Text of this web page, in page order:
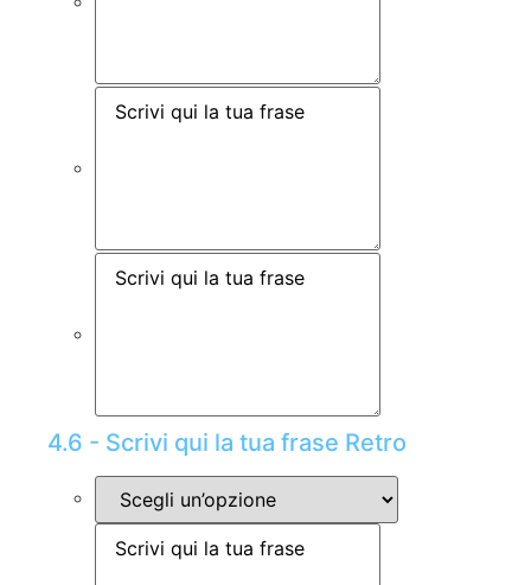
4.6 - Scrivi qui la tua frase Retro